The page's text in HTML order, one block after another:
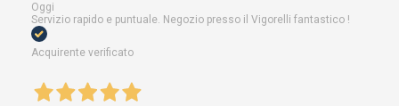
Oggi
Servizio rapido e puntuale. Negozio presso il Vigorelli fantastico !
Acquirente verificato